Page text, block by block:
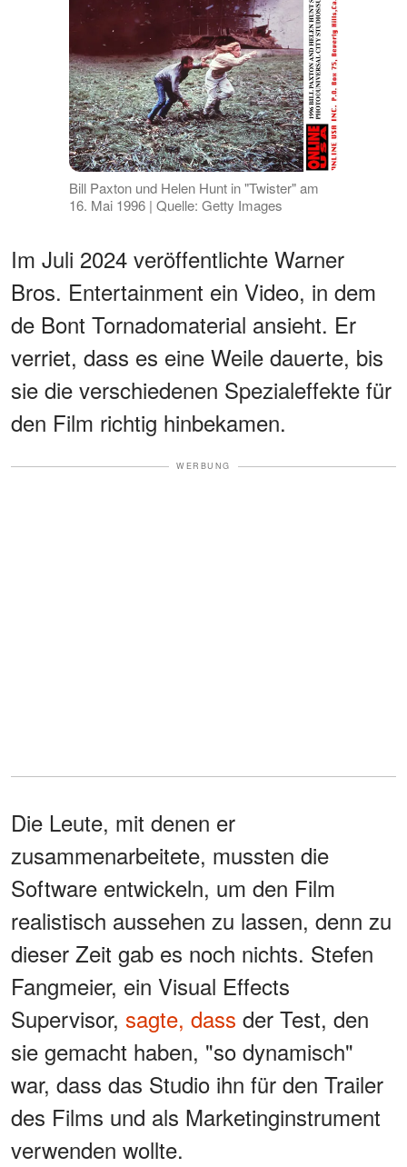
Bill Paxton und Helen Hunt in "Twister" am
16. Mai 1996 | Quelle: Getty Images
Im Juli 2024 veröffentlichte Warner
Bros. Entertainment ein Video, in dem
de Bont Tornadomaterial ansieht. Er
verriet, dass es eine Weile dauerte, bis
sie die verschiedenen Spezialeffekte für
den Film richtig hinbekamen.
WERBUNG
Die Leute, mit denen er
zusammenarbeitete, mussten die
Software entwickeln, um den Film
realistisch aussehen zu lassen, denn zu
dieser Zeit gab es noch nichts. Stefen
Fangmeier, ein Visual Effects
Supervisor, sagte, dass der Test, den
sie gemacht haben, "so dynamisch"
war, dass das Studio ihn für den Trailer
des Films und als Marketinginstrument
verwenden wollte.